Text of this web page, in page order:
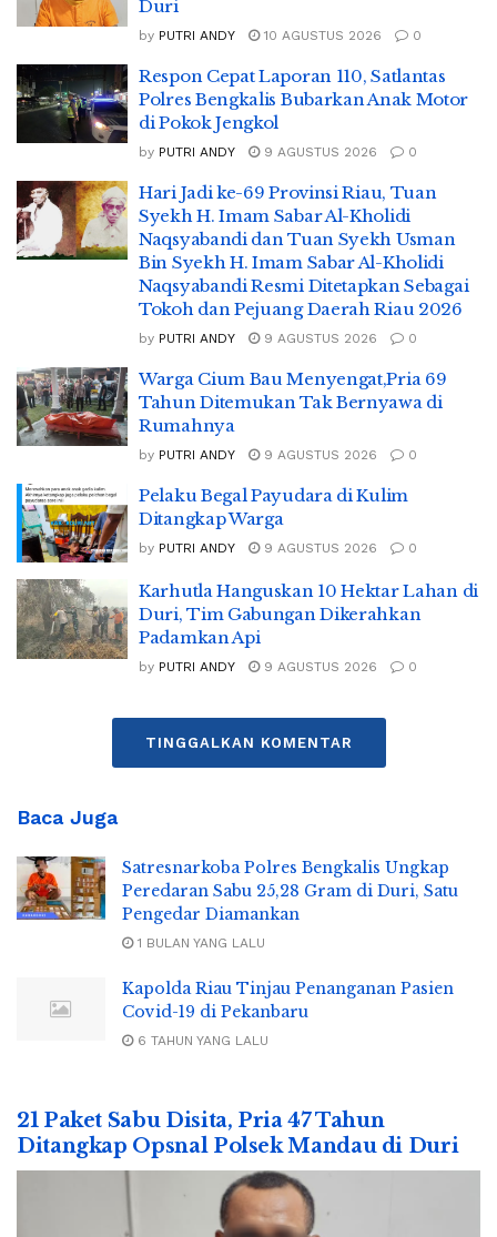
Duri
by PUTRI ANDY 10 AGUSTUS 2026 0
Respon Cepat Laporan 110, Satlantas
Polres Bengkalis Bubarkan Anak Motor
di Pokok Jengkol
by PUTRI ANDY 9 AGUSTUS 2026 0
Hari Jadi ke-69 Provinsi Riau, Tuan
Syekh H. Imam Sabar Al-Kholidi
Naqsyabandi dan Tuan Syekh Usman
Bin Syekh H. Imam Sabar Al-Kholidi
Naqsyabandi Resmi Ditetapkan Sebagai
Tokoh dan Pejuang Daerah Riau 2026
by PUTRI ANDY 9 AGUSTUS 2026 0
Warga Cium Bau Menyengat,Pria 69
Tahun Ditemukan Tak Bernyawa di
Rumahnya
by PUTRI ANDY 9 AGUSTUS 2026 0
Pelaku Begal Payudara di Kulim
Ditangkap Warga
by PUTRI ANDY 9 AGUSTUS 2026 0
Karhutla Hanguskan 10 Hektar Lahan di
Duri, Tim Gabungan Dikerahkan
Padamkan Api
by PUTRI ANDY 9 AGUSTUS 2026 0
TINGGALKAN KOMENTAR
Baca Juga
Satresnarkoba Polres Bengkalis Ungkap
Peredaran Sabu 25,28 Gram di Duri, Satu
Pengedar Diamankan
1 BULAN YANG LALU
Kapolda Riau Tinjau Penanganan Pasien
Covid-19 di Pekanbaru
6 TAHUN YANG LALU
21 Paket Sabu Disita, Pria 47 Tahun
Ditangkap Opsnal Polsek Mandau di Duri